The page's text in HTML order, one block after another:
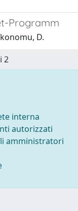
Programm
D.
2
interna
autorizzati
amministratori